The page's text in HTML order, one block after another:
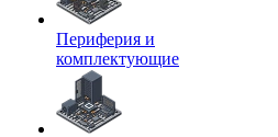
Периферия и
комплектующие